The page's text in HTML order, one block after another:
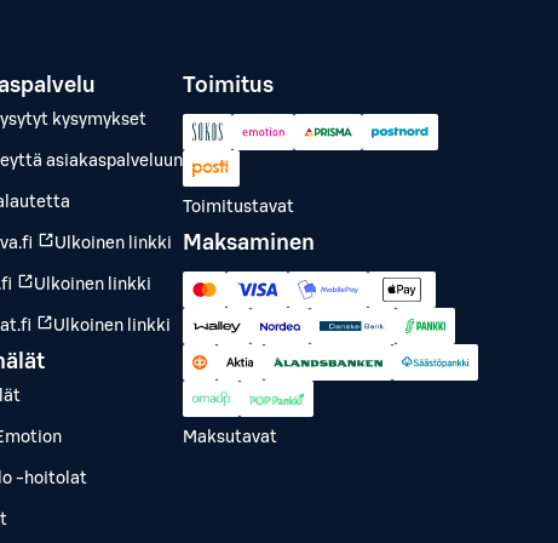
kysymykset
asiakaspalveluun
Ulkoinen linkki
Ulkoinen linkki
Ulkoinen linkki
-hoitolat
Toimitus
Toimitustavat
Maksaminen
Maksutavat